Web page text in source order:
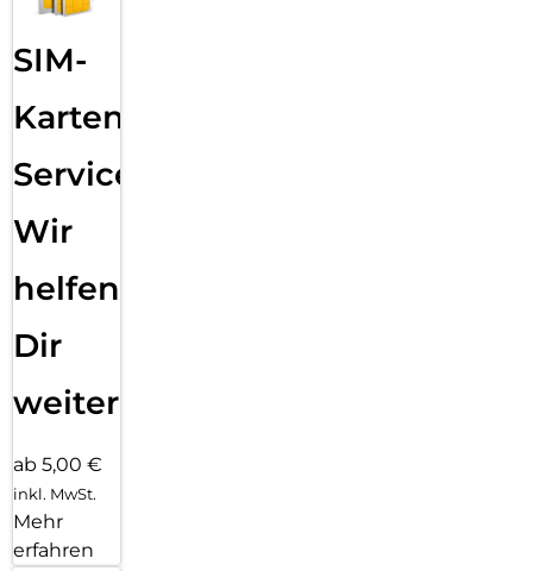
Einfaches, blasenfreies Aufbringen:
dazugehörigen Video Tutorial gestaltet sich die Montage des
kein schiefes Aufliegen des Screen Protectors auf dem
Display, keine verdeckten Öffnungen für Lautsprecher oder
Gut für die Umwelt: der Eco-Montagerahmen besteht zu
dem Einsatz bedenkenlos mit dem Altpapier recycelt
werden.
SIM-
Karten
Service:
Wir
helfen
Dir
weiter
ab 5,00 €
inkl. MwSt.
Mehr
erfahren